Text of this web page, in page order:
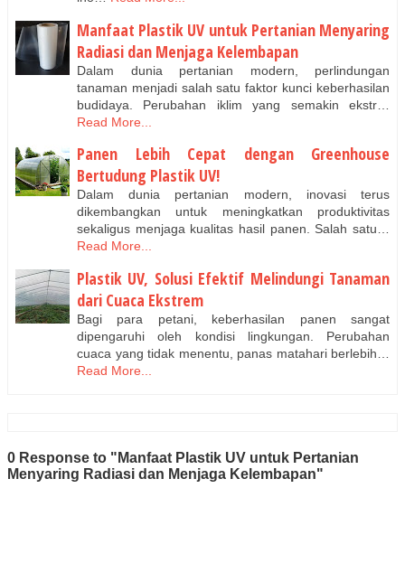
Manfaat Plastik UV untuk Pertanian Menyaring
Radiasi dan Menjaga Kelembapan
Dalam dunia pertanian modern, perlindungan
tanaman menjadi salah satu faktor kunci keberhasilan
budidaya. Perubahan iklim yang semakin ekstr…
Read More...
Panen Lebih Cepat dengan Greenhouse
Bertudung Plastik UV!
Dalam dunia pertanian modern, inovasi terus
dikembangkan untuk meningkatkan produktivitas
sekaligus menjaga kualitas hasil panen. Salah satu…
Read More...
Plastik UV, Solusi Efektif Melindungi Tanaman
dari Cuaca Ekstrem
Bagi para petani, keberhasilan panen sangat
dipengaruhi oleh kondisi lingkungan. Perubahan
cuaca yang tidak menentu, panas matahari berlebih…
Read More...
0 Response to "Manfaat Plastik UV untuk Pertanian
Menyaring Radiasi dan Menjaga Kelembapan"